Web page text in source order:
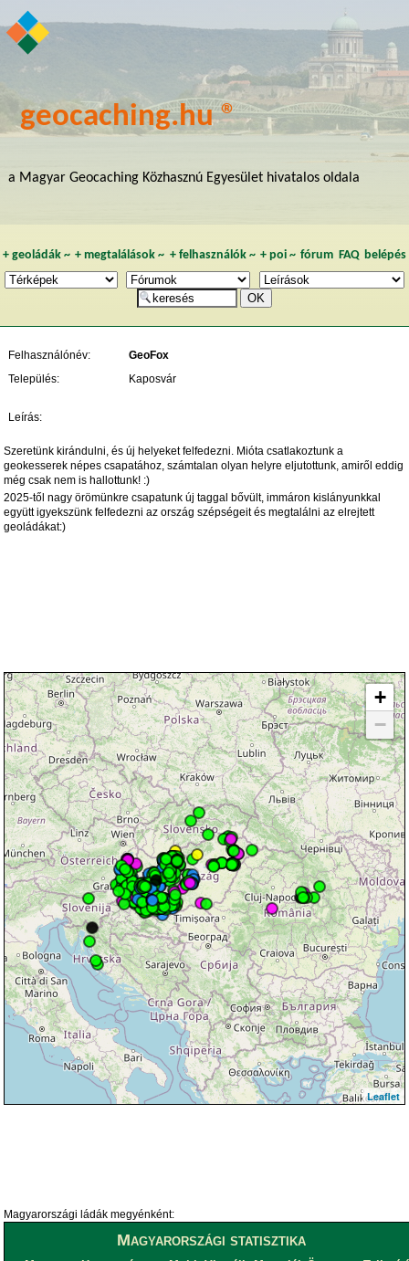
geocaching.hu ®
a Magyar Geocaching Közhasznú Egyesület hivatalos oldala
+ geoládák~ +megtalálások ~ + felhasználók~ + poi~ fórum FAQ belépés
Felhasználónév:
GeoFox
Település:
Kaposvár
Leírás:
Szeretünk kirándulni, és új helyeket felfedezni. Mióta csatlakoztunk a
geokesserek népes csapatához, számtalan olyan helyre eljutottunk, amiről eddig
még csak nem is hallottunk! :)
2025-től nagy örömünkre csapatunk új taggal bővült, immáron kislányunkkal
együtt igyekszünk felfedezni az ország szépségeit és megtalálni az elrejtett
geoládákat:)
+
−
Leaflet
Magyarországi ládák megyénként:
Magyarországi statisztika